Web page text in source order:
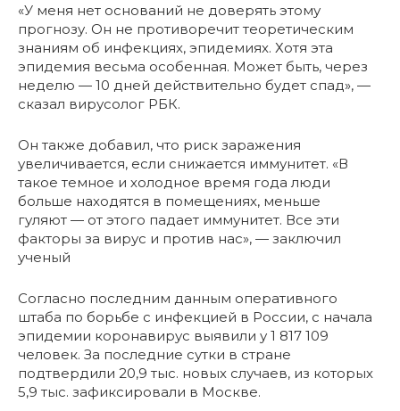
«У меня нет оснований не доверять этому
прогнозу. Он не противоречит теоретическим
знаниям об инфекциях, эпидемиях. Хотя эта
эпидемия весьма особенная. Может быть, через
неделю — 10 дней действительно будет спад», —
сказал вирусолог РБК.
Он также добавил, что риск заражения
увеличивается, если снижается иммунитет. «В
такое темное и холодное время года люди
больше находятся в помещениях, меньше
гуляют — от этого падает иммунитет. Все эти
факторы за вирус и против нас», — заключил
ученый
Согласно последним данным оперативного
штаба по борьбе с инфекцией в России, с начала
эпидемии коронавирус выявили у 1 817 109
человек. За последние сутки в стране
подтвердили 20,9 тыс. новых случаев, из которых
5,9 тыс. зафиксировали в Москве.